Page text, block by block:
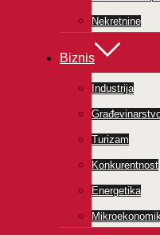
Nekretnine
Biznis
Industrija
Turizam
Konkurentnost
Energetika